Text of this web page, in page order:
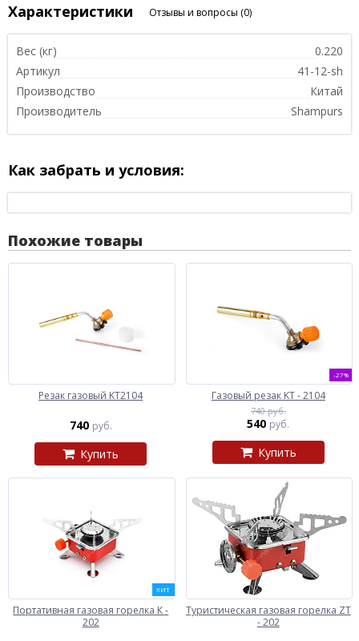
Характеристики Отзывы и вопросы (0)
Вес (кг)
0.220
Артикул
41-12-sh
Производство
Китай
Производитель
Shampurs
Как забрать и условия:
Похожие товары
Резак газовый KT2104
740 руб.
Купить
-27%
Газовый резак KT - 2104
740 руб.
540 руб.
Купить
ХИТ
Портативная газовая горелка К -
202
Туристическая газовая горелка ZT
- 202